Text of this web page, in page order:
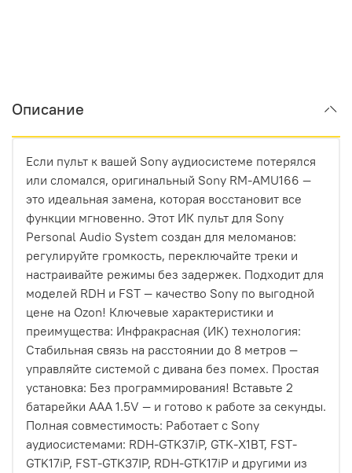
Описание
Если пульт к вашей Sony аудиосистеме потерялся
или сломался, оригинальный Sony RM-AMU166 —
это идеальная замена, которая восстановит все
функции мгновенно. Этот ИК пульт для Sony
Personal Audio System создан для меломанов:
регулируйте громкость, переключайте треки и
настраивайте режимы без задержек. Подходит для
моделей RDH и FST — качество Sony по выгодной
цене на Ozon! Ключевые характеристики и
преимущества: Инфракрасная (ИК) технология:
Стабильная связь на расстоянии до 8 метров —
управляйте системой с дивана без помех. Простая
установка: Без программирования! Вставьте 2
батарейки AAA 1.5V — и готово к работе за секунды.
Полная совместимость: Работает с Sony
аудиосистемами: RDH-GTK37iP, GTK-X1BT, FST-
GTK17iP, FST-GTK37IP, RDH-GTK17iP и другими из